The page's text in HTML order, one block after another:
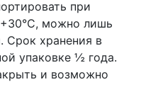
при
можно лишь
Срок хранения в
упаковке ½ года.
и возможно